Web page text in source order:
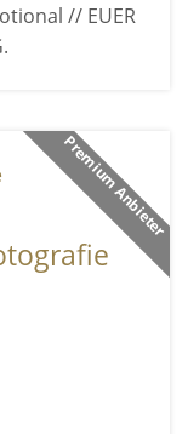
// EUER
Premium Anbieter